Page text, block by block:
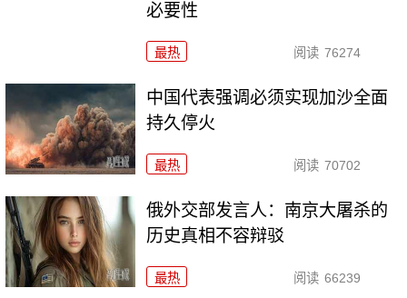
必要性
最热 阅读 76274
中国代表强调必须实现加沙全面
持久停火
最热 阅读 70702
俄外交部发言人：南京大屠杀的
历史真相不容辩驳
最热 阅读 66239